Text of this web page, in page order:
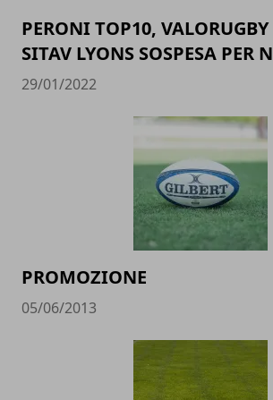
PERONI TOP10,
SITAV LYONS SOSPESA PER
29/01/2022
PROMOZIONE
05/06/2013